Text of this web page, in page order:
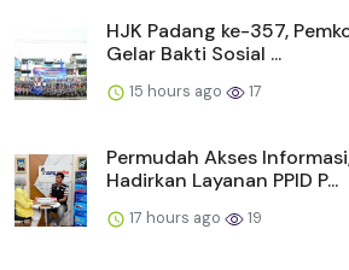
HJK Padang ke-357,
Gelar Bakti Sosial ...
15 hours ago 17
Permudah Akses
Hadirkan Layanan PPID P...
17 hours ago 19